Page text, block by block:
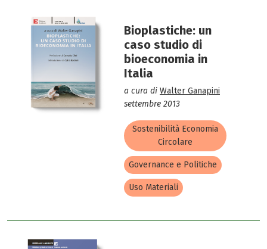
Bioplastiche: un
caso studio di
bioeconomia in
Italia
a cura di Walter Ganapini
settembre 2013
Sostenibilità Economia
Circolare
Governance e Politiche
Uso Materiali